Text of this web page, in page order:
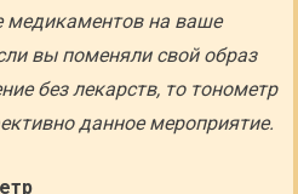
медикаментов на ваше
вы поменяли свой образ
без лекарств, то тонометр
данное мероприятие.